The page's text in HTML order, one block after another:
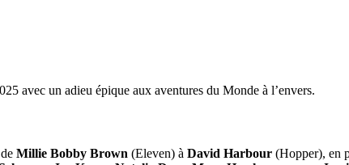
avec un adieu épique aux aventures du Monde à l’envers.
Millie Bobby Brown (Eleven) à David Harbour (Hopper), en